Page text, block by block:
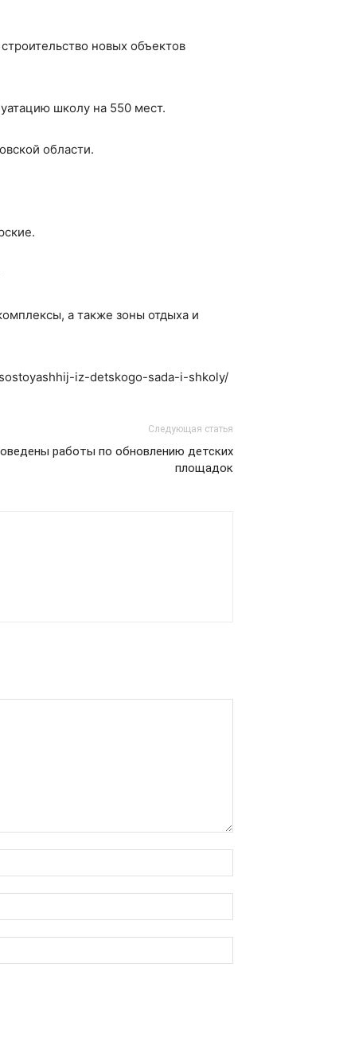
новых объектов
школу на 550 мест.
области.
а также зоны отдыха и
iz-detskogo-sada-i-shkoly/
Следующая статья
работы по обновлению детских
площадок